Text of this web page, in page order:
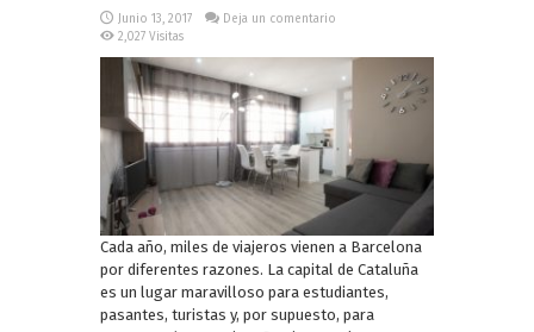
Junio 13, 2017
Deja un comentario
2,027 Visitas
Cada año, miles de viajeros vienen a Barcelona
por diferentes razones. La capital de Cataluña
es un lugar maravilloso para estudiantes,
pasantes, turistas y, por supuesto, para